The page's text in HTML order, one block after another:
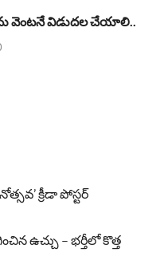
వెంటనే విడుదల చేయాలి..
క్రీడా పోస్టర్
ఉచ్చు – భర్తీలో కొత్త